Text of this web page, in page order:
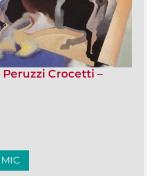
Crocetti –